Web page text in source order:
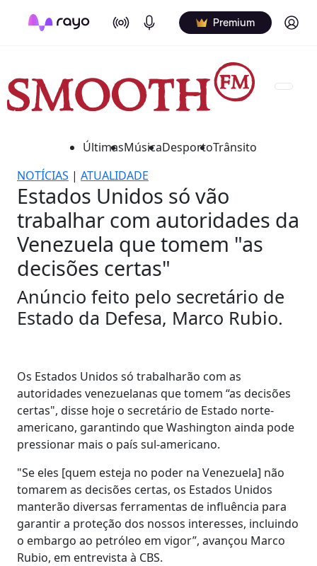
On Air Podcasts Premium Log in
ÚltimasMúsicaDesportoTrânsito
NOTÍCIAS | ATUALIDADE
Estados Unidos só vão
trabalhar com autoridades da
Venezuela que tomem "as
decisões certas"
Anúncio feito pelo secretário de
Estado da Defesa, Marco Rubio.
Os Estados Unidos só trabalharão com as
autoridades venezuelanas que tomem “as decisões
certas", disse hoje o secretário de Estado norte-
americano, garantindo que Washington ainda pode
pressionar mais o país sul-americano.
"Se eles [quem esteja no poder na Venezuela] não
tomarem as decisões certas, os Estados Unidos
manterão diversas ferramentas de influência para
garantir a proteção dos nossos interesses, incluindo
o embargo ao petróleo em vigor”, avançou Marco
Rubio, em entrevista à CBS.